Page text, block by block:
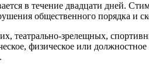
в течение двадцати дней.
общественного порядка и
театрально-зрелещных,
физическое или